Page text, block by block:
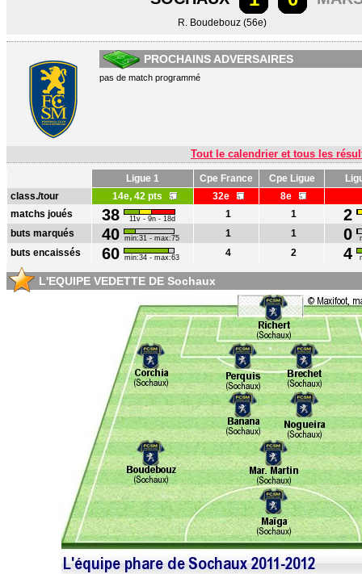
R. Boudebouz (56e)
PROCHAINS ADVERSAIRES
pas de match programmé
Tout le calendrier et tous les
Ligue 1 Cpe France Cpe Ligue
class./tour
14e, 42 pts 32e
8e
matchs joués
38 11v - 9n - 18d 1 1 2
buts marqués 40 min:31 - max:75 1 1 0
buts encaissés 60 min:34 - max:63 4 2 4
L'EQUIPE VEDETTE DE Sochaux